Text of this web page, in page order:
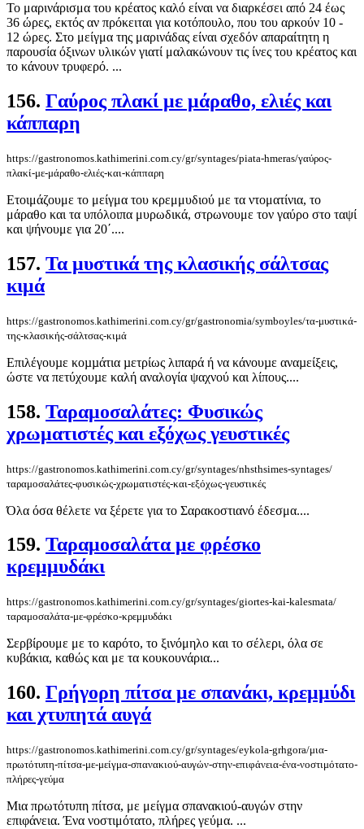
Το μαρινάρισμα του κρέατος καλό είναι να διαρκέσει από 24 έως
36 ώρες, εκτός αν πρόκειται για κοτόπουλο, που του αρκούν 10 -
12 ώρες. Στο μείγμα της μαρινάδας είναι σχεδόν απαραίτητη η
παρουσία όξινων υλικών γιατί μαλακώνουν τις ίνες του κρέατος και
το κάνουν τρυφερό. ...
156. Γαύρος πλακί με μάραθο, ελιές και
κάππαρη
https://gastronomos.kathimerini.com.cy/gr/syntages/piata-hmeras/γαύρος-
πλακί-με-μάραθο-ελιές-και-κάππαρη
Ετοιμάζουμε το μείγμα του κρεμμυδιού με τα ντοματίνια, το
μάραθο και τα υπόλοιπα μυρωδικά, στρωνουμε τον γαύρο στο ταψί
και ψήνουμε για 20΄....
157. Τα μυστικά της κλασικής σάλτσας
κιμά
https://gastronomos.kathimerini.com.cy/gr/gastronomia/symboyles/τα-μυστικά-
της-κλασικής-σάλτσας-κιμά
Eπιλέγουµε κοµµάτια µετρίως λιπαρά ή να κάνουµε αναµείξεις,
ώστε να πετύχουµε καλή αναλογία ψαχνού και λίπους....
158. Ταραμοσαλάτες: Φυσικώς
χρωματιστές και εξόχως γευστικές
https://gastronomos.kathimerini.com.cy/gr/syntages/nhsthsimes-syntages/
ταραμοσαλάτες-φυσικώς-χρωματιστές-και-εξόχως-γευστικές
Όλα όσα θέλετε να ξέρετε για το Σαρακοστιανό έδεσμα....
159. Ταραμοσαλάτα με φρέσκο
κρεμμυδάκι
https://gastronomos.kathimerini.com.cy/gr/syntages/giortes-kai-kalesmata/
ταραμοσαλάτα-με-φρέσκο-κρεμμυδάκι
Σερβίρουμε με το καρότο, το ξινόμηλο και το σέλερι, όλα σε
κυβάκια, καθώς και με τα κουκουνάρια...
160. Γρήγορη πίτσα με σπανάκι, κρεμμύδι
και χτυπητά αυγά
https://gastronomos.kathimerini.com.cy/gr/syntages/eykola-grhgora/μια-
πρωτότυπη-πίτσα-με-μείγμα-σπανακιού-αυγών-στην-επιφάνεια-ένα-νοστιμότατο-
πλήρες-γεύμα
Μια πρωτότυπη πίτσα, με μείγμα σπανακιού-αυγών στην
επιφάνεια. Ένα νοστιμότατο, πλήρες γεύμα. ...